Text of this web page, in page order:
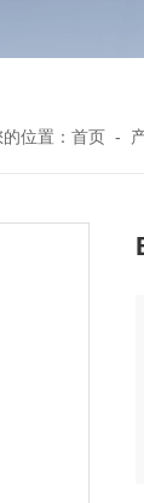
的位置：首页 -